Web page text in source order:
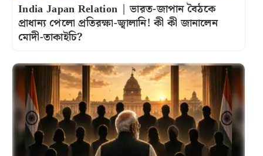
India Japan Relation | ভারত-জাপান বৈঠকে
প্রাধান্য পেলো প্রতিরক্ষা-জ্বালানি! কী কী জানালেন
মোদী-তাকাইচি?